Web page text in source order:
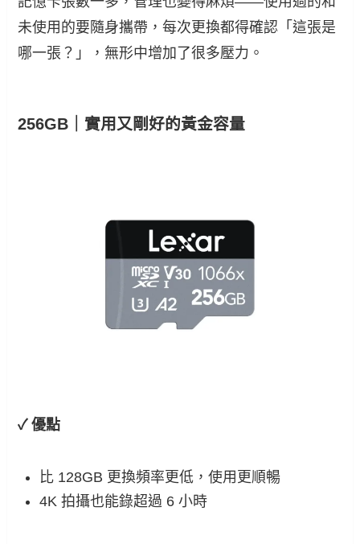
未使用的要隨身攜帶，每次更換都得確認「這張是
哪一張？」，無形中增加了很多壓力。
256GB｜實用又剛好的黃金容量
✓ 優點
比 128GB 更換頻率更低，使用更順暢
4K 拍攝也能錄超過 6 小時